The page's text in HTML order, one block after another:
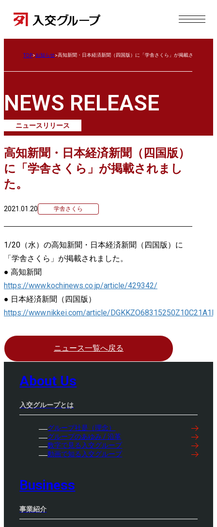
TOP お知らせ 高知新聞・日本経済新聞（四国版）に「学舎さくら」が掲載されました。
NEWS RELEASE
ニュースリリース
高知新聞・日本経済新聞（四国版）
に「学舎さくら」が掲載されまし
た。
2021.01.20 学舎さくら
1/20（水）の高知新聞・日本経済新聞（四国版）に
「学舎さくら」が掲載されました。
● 高知新聞
https://www.kochinews.co.jp/article/429342/
● 日本経済新聞（四国版）
https://www.nikkei.com/article/
ニュース一覧へ戻る
About Us
入交グループとは
グループ社是（理念）
グループのあゆみ / 沿革
数字で見る入交グループ
動画で知る入交グループ
Business
事業紹介